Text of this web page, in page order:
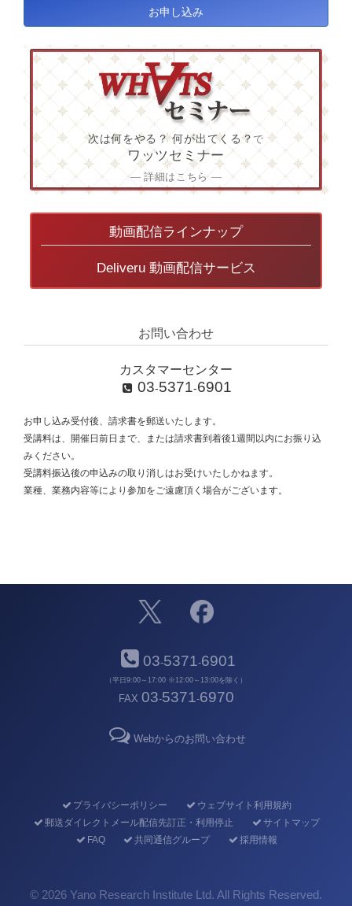
お申し込み
次は何をやる？ 何が出てくる？ で
ワッツセミナー
― 詳細はこちら ―
動画配信ラインナップ
Deliveru 動画配信サービス
お問い合わせ
カスタマーセンター
03-5371-6901
お申し込み受付後、請求書を郵送いたします。
受講料は、開催日前日まで、または請求書到着後1週間以内にお振り込
みください。
受講料振込後の申込みの取り消しはお受けいたしかねます。
業種、業務内容等により参加をご遠慮頂く場合がございます。
03-5371-6901
（平日9:00～17:00 ※12:00～13:00を除く）
FAX 03-5371-6970
Webからのお問い合わせ
プライバシーポリシー
ウェブサイト利用規約
郵送ダイレクトメール配信先訂正・利用停止
サイトマップ
FAQ
共同通信グループ 採用情報
© 2026 Yano Research Institute Ltd. All Rights Reserved.